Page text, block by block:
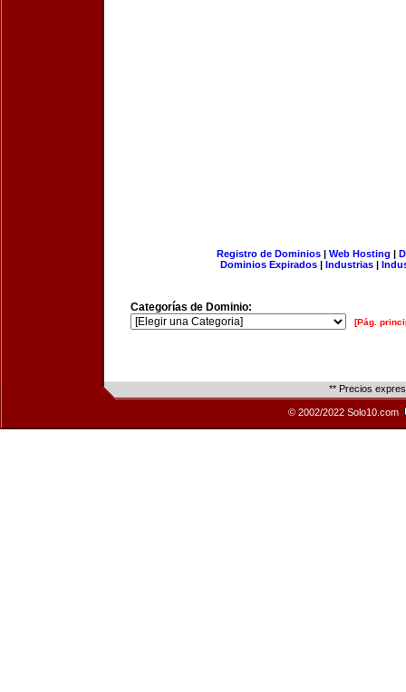
Registro de Dominios| Web Hosting |
Dominios Expirados | Industrias |
Categorías de Dominio:
[Pág.
** Precios
© 2002/2022 Solo10.com